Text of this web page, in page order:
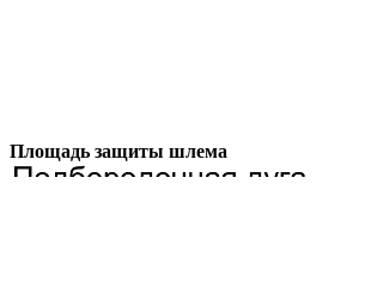
Площадь защиты шлема